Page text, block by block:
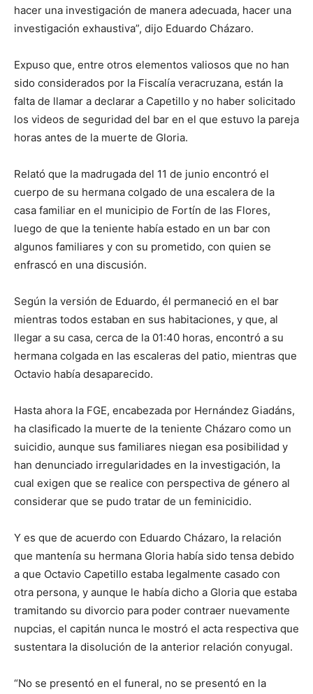
hacer una investigación de manera adecuada, hacer una
investigación exhaustiva”, dijo Eduardo Cházaro.
Expuso que, entre otros elementos valiosos que no han
sido considerados por la Fiscalía veracruzana, están la
falta de llamar a declarar a Capetillo y no haber solicitado
los videos de seguridad del bar en el que estuvo la pareja
horas antes de la muerte de Gloria.
Relató que la madrugada del 11 de junio encontró el
cuerpo de su hermana colgado de una escalera de la
casa familiar en el municipio de Fortín de las Flores,
luego de que la teniente había estado en un bar con
algunos familiares y con su prometido, con quien se
enfrascó en una discusión.
Según la versión de Eduardo, él permaneció en el bar
mientras todos estaban en sus habitaciones, y que, al
llegar a su casa, cerca de la 01:40 horas, encontró a su
hermana colgada en las escaleras del patio, mientras que
Octavio había desaparecido.
Hasta ahora la FGE, encabezada por Hernández Giadáns,
ha clasificado la muerte de la teniente Cházaro como un
suicidio, aunque sus familiares niegan esa posibilidad y
han denunciado irregularidades en la investigación, la
cual exigen que se realice con perspectiva de género al
considerar que se pudo tratar de un feminicidio.
Y es que de acuerdo con Eduardo Cházaro, la relación
que mantenía su hermana Gloria había sido tensa debido
a que Octavio Capetillo estaba legalmente casado con
otra persona, y aunque le había dicho a Gloria que estaba
tramitando su divorcio para poder contraer nuevamente
nupcias, el capitán nunca le mostró el acta respectiva que
sustentara la disolución de la anterior relación conyugal.
“No se presentó en el funeral, no se presentó en la